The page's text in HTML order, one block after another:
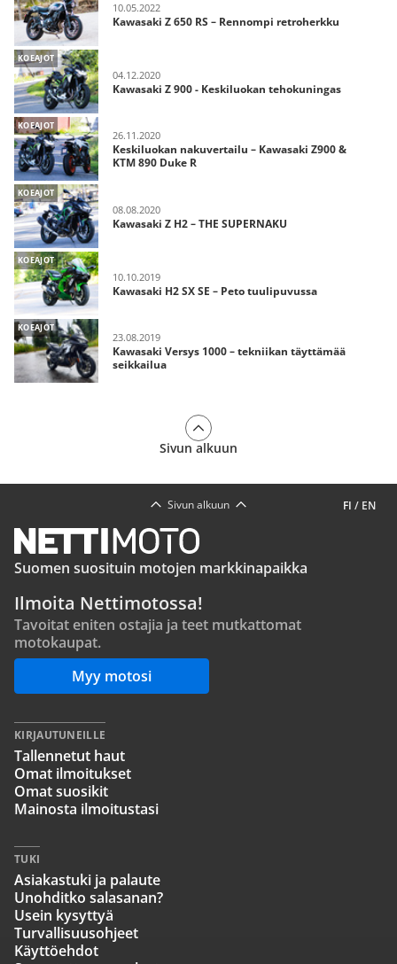
10.05.2022
Kawasaki Z 650 RS – Rennompi retroherkku
KOEAJOT
04.12.2020
Kawasaki Z 900 - Keskiluokan tehokuningas
KOEAJOT
26.11.2020
Keskiluokan nakuvertailu – Kawasaki Z900 &
KTM 890 Duke R
KOEAJOT
08.08.2020
Kawasaki Z H2 – THE SUPERNAKU
KOEAJOT
10.10.2019
Kawasaki H2 SX SE – Peto tuulipuvussa
KOEAJOT
23.08.2019
Kawasaki Versys 1000 – tekniikan täyttämää
seikkailua
Sivun alkuun
FI / EN
Sivun alkuun
Suomen suosituin motojen markkinapaikka
Ilmoita Nettimotossa!
Tavoitat eniten ostajia ja teet mutkattomat
motokaupat.
Myy motosi
KIRJAUTUNEILLE
Tallennetut haut
Omat ilmoitukset
Omat suosikit
Mainosta ilmoitustasi
TUKI
Asiakastuki ja palaute
Unohditko salasanan?
Usein kysyttyä
Turvallisuusohjeet
Käyttöehdot